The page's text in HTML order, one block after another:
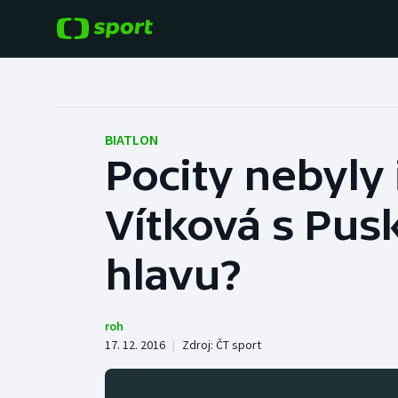
Hokej
Tenis
Atletika
Baseball a softbal
Basketbal
BIATLON
Pocity nebyly
Vítková s
hlavu?
roh
17. 12. 2016 | Zdroj: ČT sport